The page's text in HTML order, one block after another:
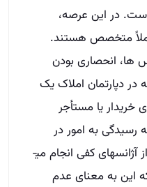
این به معنای عدم
وقت اداری امروز